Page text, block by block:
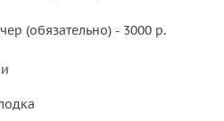
(обязательно) - 3000 р.